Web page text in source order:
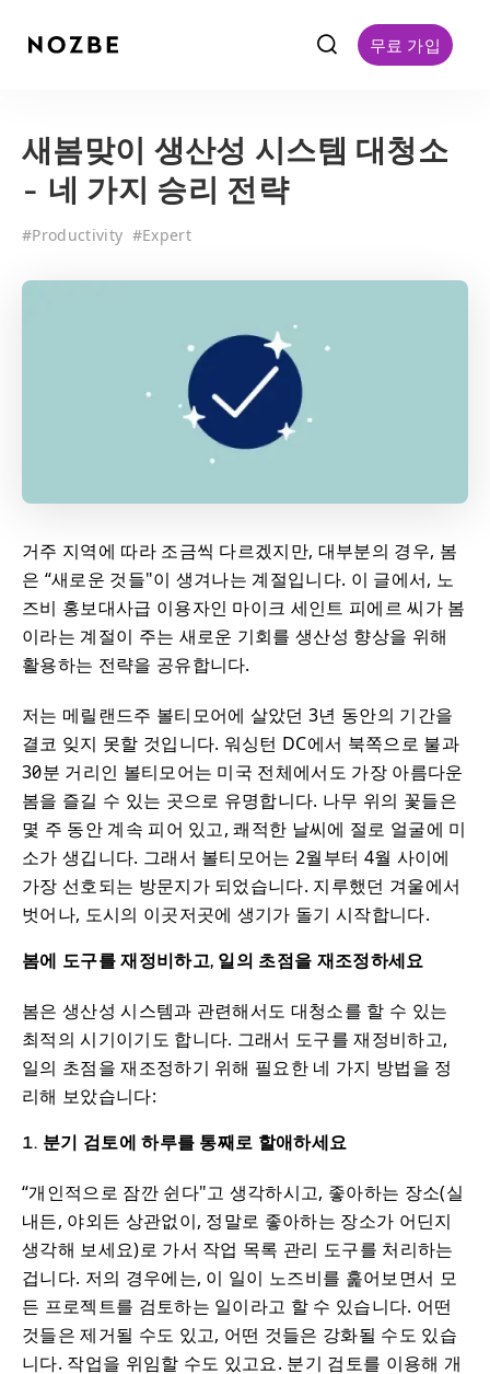
f 무료 가입
새봄맞이 생산성 시스템 대청소
- 네 가지 승리 전략
#Productivity #Expert
거주 지역에 따라 조금씩 다르겠지만, 대부분의 경우, 봄
은 “새로운 것들"이 생겨나는 계절입니다. 이 글에서, 노
즈비 홍보대사급 이용자인 마이크 세인트 피에르 씨가 봄
이라는 계절이 주는 새로운 기회를 생산성 향상을 위해
활용하는 전략을 공유합니다.
저는 메릴랜드주 볼티모어에 살았던 3년 동안의 기간을
결코 잊지 못할 것입니다. 워싱턴 DC에서 북쪽으로 불과
30분 거리인 볼티모어는 미국 전체에서도 가장 아름다운
봄을 즐길 수 있는 곳으로 유명합니다. 나무 위의 꽃들은
몇 주 동안 계속 피어 있고, 쾌적한 날씨에 절로 얼굴에 미
소가 생깁니다. 그래서 볼티모어는 2월부터 4월 사이에
가장 선호되는 방문지가 되었습니다. 지루했던 겨울에서
벗어나, 도시의 이곳저곳에 생기가 돌기 시작합니다.
봄에 도구를 재정비하고, 일의 초점을 재조정하세요
봄은 생산성 시스템과 관련해서도 대청소를 할 수 있는
최적의 시기이기도 합니다. 그래서 도구를 재정비하고,
일의 초점을 재조정하기 위해 필요한 네 가지 방법을 정
리해 보았습니다:
1. 분기 검토에 하루를 통째로 할애하세요
“개인적으로 잠깐 쉰다"고 생각하시고, 좋아하는 장소(실
내든, 야외든 상관없이, 정말로 좋아하는 장소가 어딘지
생각해 보세요)로 가서 작업 목록 관리 도구를 처리하는
겁니다. 저의 경우에는, 이 일이 노즈비를 훑어보면서 모
든 프로젝트를 검토하는 일이라고 할 수 있습니다. 어떤
것들은 제거될 수도 있고, 어떤 것들은 강화될 수도 있습
니다. 작업을 위임할 수도 있고요. 분기 검토를 이용해 개